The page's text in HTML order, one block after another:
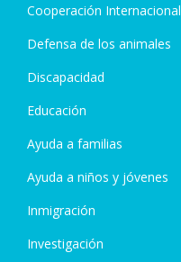
Cooperación Internacional
Defensa de los animales
Discapacidad
Educación
Ayuda a familias
Ayuda a niños y jóvenes
Inmigración
Investigación